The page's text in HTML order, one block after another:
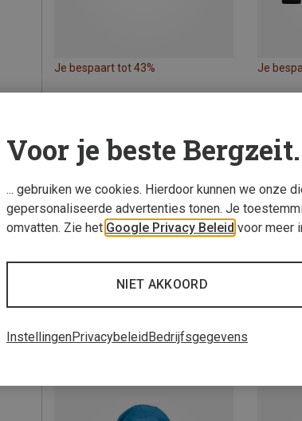
Je bespaart tot 43% Je
Voor je beste
... gebruiken we cookies. Hierdoor kunnen we onze
gepersonaliseerde advertenties tonen. Je
omvatten. Zie het Google Privacy Beleid voor meer
NIET AKKOORD
InstellingenPrivacybeleidBedrijfsgegevens